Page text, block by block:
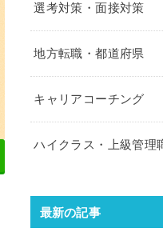
選考対策・面接対策
地方転職・都道府県
キャリアコーチング
ハイクラス・上級管理
最新の記事